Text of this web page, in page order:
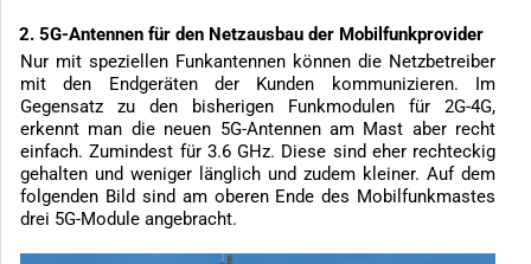
2. 5G-Antennen für den Netzausbau der Mobilfunkprovider
Nur mit speziellen Funkantennen können die Netzbetreiber
mit den Endgeräten der Kunden kommunizieren. Im
Gegensatz zu den bisherigen Funkmodulen für 2G-4G,
erkennt man die neuen 5G-Antennen am Mast aber recht
einfach. Zumindest für 3.6 GHz. Diese sind eher rechteckig
gehalten und weniger länglich und zudem kleiner. Auf dem
folgenden Bild sind am oberen Ende des Mobilfunkmastes
drei 5G-Module angebracht.